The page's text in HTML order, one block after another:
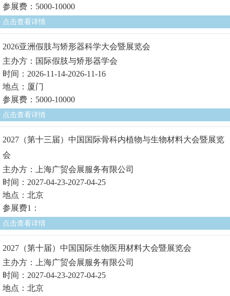
参展费：5000-10000
点击查看详情
2026亚洲假肢与矫形器科学大会暨展览会
主办方：国际假肢与矫形器学会
时间：2026-11-14-2026-11-16
地点：厦门
参展费：5000-10000
点击查看详情
2027（第十三届）中国国际骨科内植物与生物材料大会暨展览
会
主办方：上海广贸会展服务有限公司
时间：2027-04-23-2027-04-25
地点：北京
参展费1：
点击查看详情
2027（第十届）中国国际生物医用材料大会暨展览会
主办方：上海广贸会展服务有限公司
时间：2027-04-23-2027-04-25
地点：北京